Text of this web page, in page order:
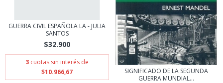
GUERRA CIVIL ESPAÑOLA LA - JULIA
SANTOS
$32.900
3 cuotas sin interés de
$10.966,67
SIGNIFICADO DE LA SEGUNDA
GUERRA MUNDIAL...